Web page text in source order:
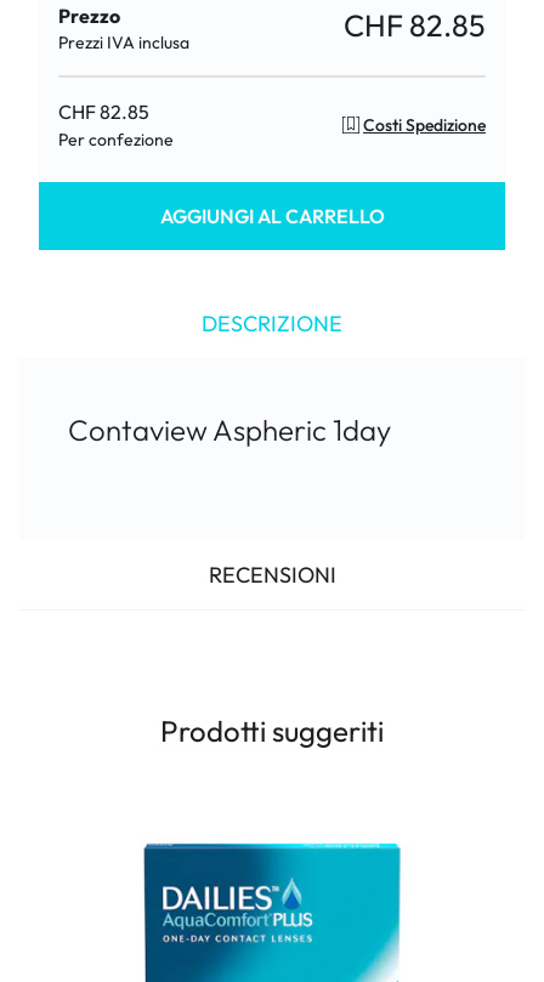
Prezzo
Prezzi IVA inclusa CHF 82.85
CHF 82.85
Per confezione
Costi Spedizione
AGGIUNGI AL CARRELLO
DESCRIZIONE
Contaview Aspheric 1day
RECENSIONI
Prodotti suggeriti